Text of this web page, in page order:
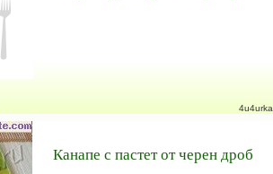
4u4urka
Канапе с пастет от черен дроб